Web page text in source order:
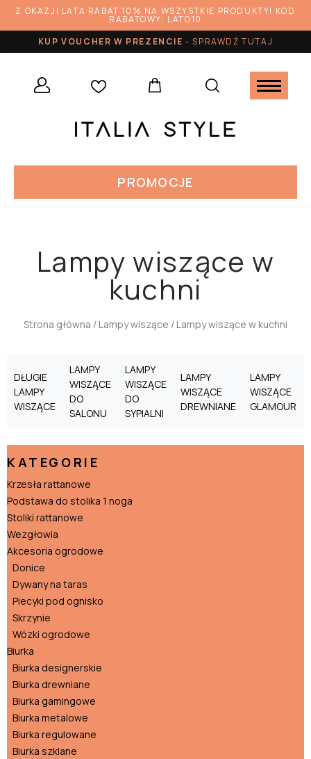
Z OKAZJI LATA RABAT 10% NA WSZYSTKIE PRODUKTY! KOD
RABATOWY: LATO10
KUP VOUCHER W PREZENCIE-SPRAWDŹ TUTAJ
PROMOCJE
Lampy wiszące w
kuchni
Strona główna / Lampy wiszące / Lampy wiszące w kuchni
DŁUGIE
LAMPY
WISZĄCE
LAMPY
WISZĄCE
DO
SALONU
LAMPY
WISZĄCE
DO
SYPIALNI
LAMPY
WISZĄCE
DREWNIANE
LAMPY
WISZĄCE
GLAMOUR
KATEGORIE
Krzesła rattanowe
Podstawa do stolika 1 noga
Stoliki rattanowe
Wezgłowia
Akcesoria ogrodowe
Donice
Dywany na taras
Piecyki pod ognisko
Skrzynie
Wózki ogrodowe
Biurka
Biurka designerskie
Biurka drewniane
Biurka gamingowe
Biurka metalowe
Biurka regulowane
Biurka szklane